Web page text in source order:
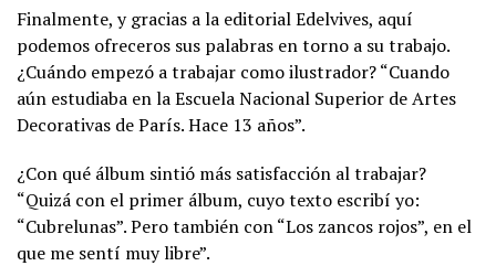
Finalmente, y gracias a la editorial Edelvives, aquí
podemos ofreceros sus palabras en torno a su trabajo.
¿Cuándo empezó a trabajar como ilustrador? “Cuando
aún estudiaba en la Escuela Nacional Superior de Artes
Decorativas de París. Hace 13 años”.
¿Con qué álbum sintió más satisfacción al trabajar?
“Quizá con el primer álbum, cuyo texto escribí yo:
“Cubrelunas”. Pero también con “Los zancos rojos”, en el
que me sentí muy libre”.